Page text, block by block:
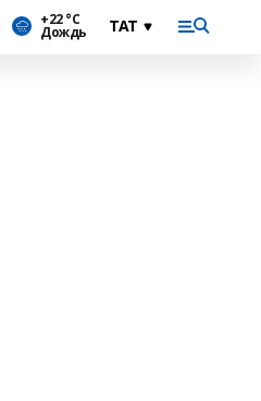
+22 °С
Дождь